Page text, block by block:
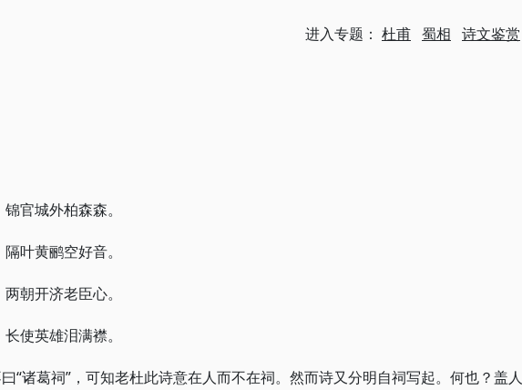
进入专题： 杜甫 蜀相 诗文鉴赏
官城外柏森森。
叶黄鹂空好音。
朝开济老臣心。
使英雄泪满襟。
“诸葛祠”，可知老杜此诗意在人而不在祠。然而诗又分明自祠写起。何也？盖人